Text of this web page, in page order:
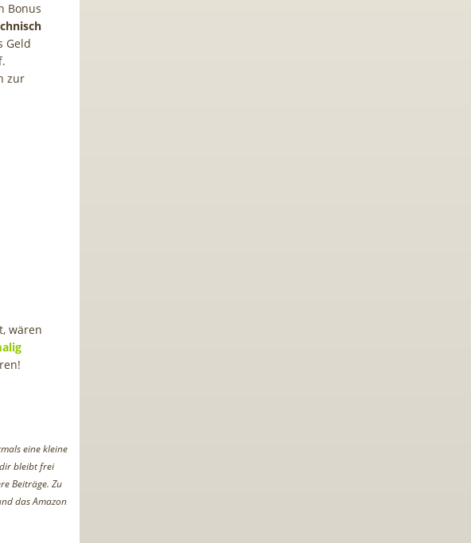
Bonus
Geld
zur
wären
eine kleine
bleibt frei
Beiträge. Zu
das Amazon